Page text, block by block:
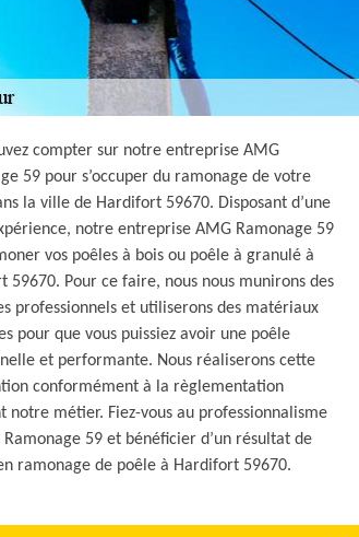
compter sur notre entreprise AMG
59 pour s’occuper du ramonage de votre
la ville de Hardifort 59670. Disposant d’une
notre entreprise AMG Ramonage 59
vos poêles à bois ou poêle à granulé à
59670. Pour ce faire, nous nous munirons des
professionnels et utiliserons des matériaux
pour que vous puissiez avoir une poêle
et performante. Nous réaliserons cette
conformément à la règlementation
notre métier. Fiez-vous au professionnalisme
Ramonage 59 et bénéficier d’un résultat de
ramonage de poêle à Hardifort 59670.